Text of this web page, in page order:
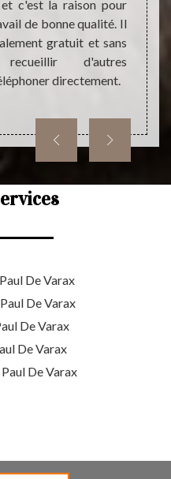
c'est la raison pour
de bonne qualité. Il
gratuit et sans
d'autres
directement.
tapis
la
De Varax
De Varax
De Varax
De Varax
De Varax